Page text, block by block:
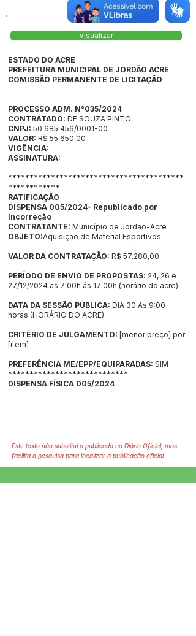
Visualizar
ESTADO DO ACRE
PREFEITURA MUNICIPAL DE JORDÃO ACRE
COMISSÃO PERMANENTE DE LICITAÇÃO
PROCESSO ADM. N°035/2024
CONTRATADO: DF SOUZA PINTO
CNPJ: 50.685.456/0001-00
VALOR: R$ 55.650,00
VIGÊNCIA:
ASSINATURA:
*****************************************
************
RATIFICAÇÃO
DISPENSA 005/2024- Republicado por
incorreção
CONTRATANTE: Município de Jordão-Acre
OBJETO:Aquisição de Material Esportivos
VALOR DA CONTRATAÇÃO: R$ 57.280,00
PERÍODO DE ENVIO DE PROPOSTAS: 24, 26 e
27/12/2024 as 7:00h ás 17:00h (horário do acre)
DATA DA SESSÃO PÚBLICA: DIA 30 Às 9:00
horas (HORÁRIO DO ACRE)
CRITÉRIO DE JULGAMENTO: [menor preço] por
[item]
PREFERÊNCIA ME/EPP/EQUIPARADAS: SIM
****************************
DISPENSA FÍSICA 005/2024
Este texto não substitui o publicado no Diário Oficial, mas
facilita a pesquisa para localizar a publicação oficial.